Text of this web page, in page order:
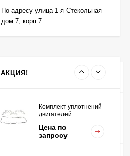
Серийные
Примечание
По адресу улица 1-я Стекольная
дом 7, корп 7.
АКЦИЯ!
Комплект уплотнений
двигателей
Цена по
запросу